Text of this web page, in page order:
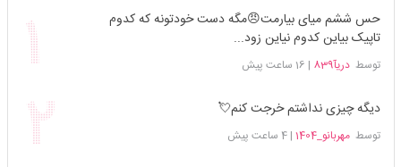
حس ششم میای بیارمت😠مگه دست خودتونه که کدوم
تاپیک بیاین کدوم نیاین زود...
توسطدریآ839 | 16 ساعت پیش
دیگه چیزی نداشتم خرجت کنم💘
توسطمهربانو_1404 |4 ساعت پیش